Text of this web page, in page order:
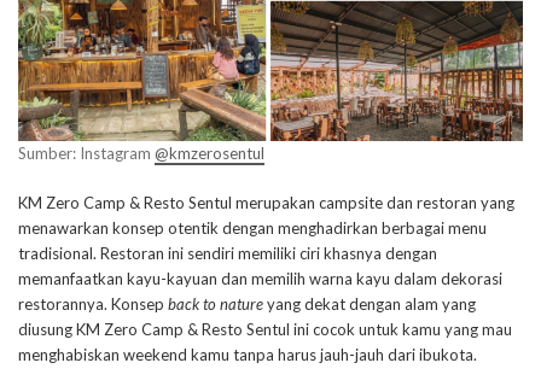
Sumber: Instagram @kmzerosentul
KM Zero Camp & Resto Sentul merupakan campsite dan restoran yang
menawarkan konsep otentik dengan menghadirkan berbagai menu
tradisional. Restoran ini sendiri memiliki ciri khasnya dengan
memanfaatkan kayu-kayuan dan memilih warna kayu dalam dekorasi
restorannya. Konsep back to natureyang dekat dengan alam yang
diusung KM Zero Camp & Resto Sentul ini cocok untuk kamu yang mau
menghabiskan weekend kamu tanpa harus jauh-jauh dari ibukota.